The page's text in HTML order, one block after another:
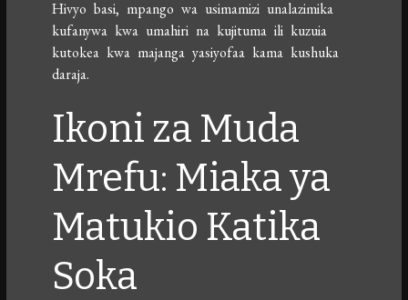
Hivyo basi, mpango wa usimamizi unalazimika
kufanywa kwa umahiri na kujituma ili kuzuia
kutokea kwa majanga yasiyofaa kama kushuka
daraja.
Ikoni za Muda
Mrefu: Miaka ya
Matukio Katika
Soka